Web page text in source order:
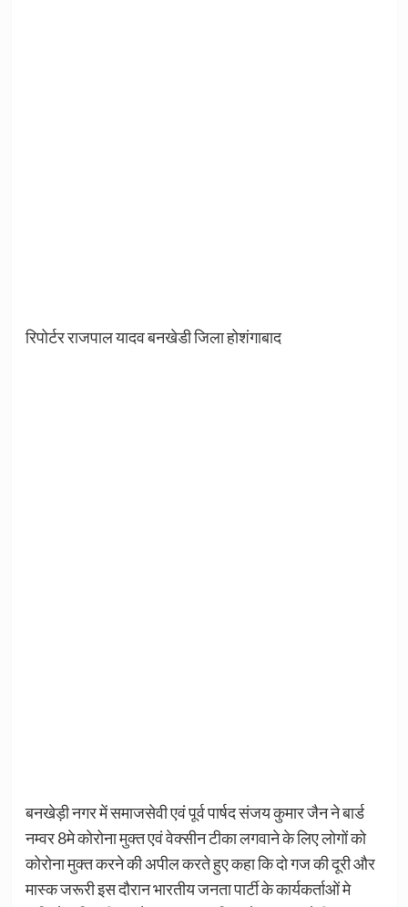
रिपोर्टर राजपाल यादव बनखेडी जिला होशंगाबाद
बनखेड़ी नगर में समाजसेवी एवं पूर्व पार्षद संजय कुमार जैन ने बार्ड
नम्वर 8मे कोरोना मुक्त एवं वेक्सीन टीका लगवाने के लिए लोगों को
कोरोना मुक्त करने की अपील करते हुए कहा कि दो गज की दूरी और
मास्क जरूरी इस दौरान भारतीय जनता पार्टी के कार्यकर्ताओं मे